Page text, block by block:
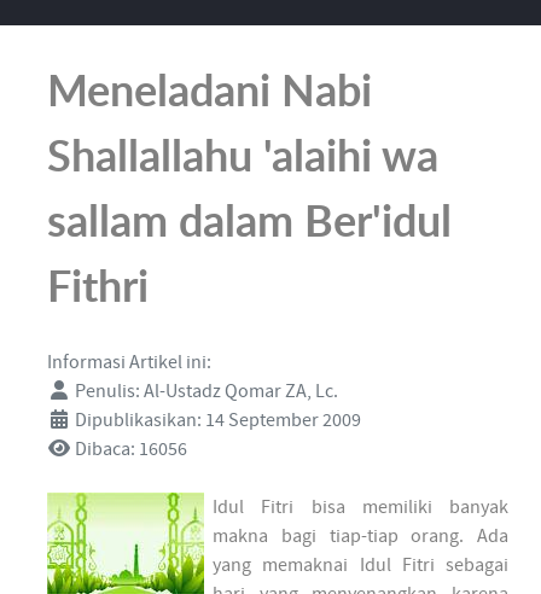
Meneladani Nabi
Shallallahu 'alaihi wa
sallam dalam Ber'idul
Fithri
Informasi Artikel ini:
Penulis: Al-Ustadz Qomar ZA, Lc.
Dipublikasikan: 14 September 2009
Dibaca: 16056
Idul Fitri bisa memiliki banyak
makna bagi tiap-tiap orang. Ada
yang memaknai Idul Fitri sebagai